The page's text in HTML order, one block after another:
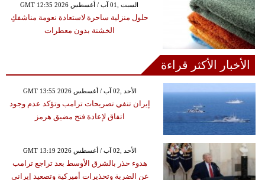
GMT 12:35 2026 السبت ,01 آب / أغسطس
حلول منزلية ساحرة لاستعادة نعومة مناشفكِ
الخشنة بدون معطرات
الأخبار الأكثر قراءة
GMT 13:55 2026 الأحد ,02 آب / أغسطس
إيران تنفي تصريحات ترامب وتؤكد عدم وجود
اتفاق لإعادة فتح مضيق هرمز
GMT 13:19 2026 الأحد ,02 آب / أغسطس
هدوء حذر بالشرق الأوسط بعد تراجع ترامب
عن الضربة وتحذيرات أميركية وتصعيد إيراني